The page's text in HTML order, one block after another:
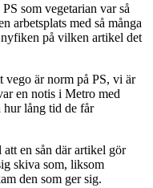
som vegetarian var så
arbetsplats med så många
på vilken artikel det
är norm på PS, vi är
en notis i Metro med
lång tid de får
en sån där artikel gör
skiva som, liksom
den som ger sig.